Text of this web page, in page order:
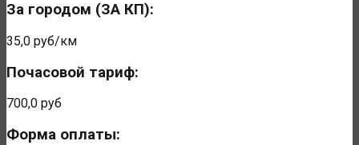
За городом (ЗА КП):
35,0 руб/км
Почасовой тариф:
700,0 руб
Форма оплаты: